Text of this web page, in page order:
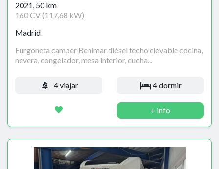
2021, 50 km
160 CV (117,68 kW)
Madrid
Furgoneta camper Benimar diésel techo elevable cocina,
nevera, congelador, mesa interior, ducha...
4 viajar 4 dormir
+ info